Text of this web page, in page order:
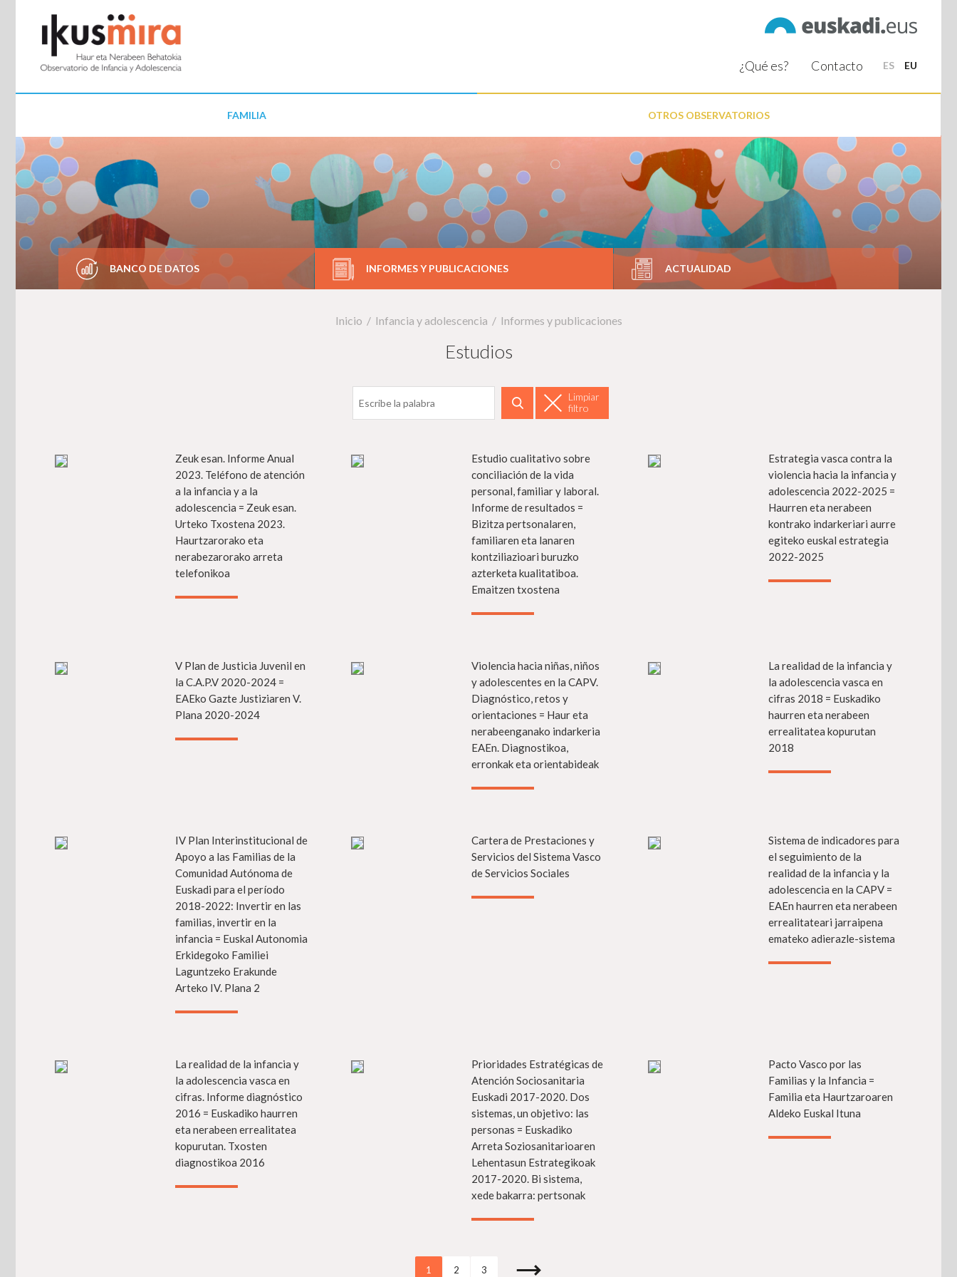
ES EU
FAMILIA OTROS OBSERVATORIOS
¿Qué es? Contacto
BANCO DE DATOS INFORMES Y PUBLICACIONES ACTUALIDAD
Inicio Infancia y adolescencia Informes y publicaciones
Estudios
Filtrar por fecha
Limpiar
filtro
Zeuk esan. Informe Anual
2023. Teléfono de atención
a la infancia y a la
adolescencia = Zeuk esan.
Urteko Txostena 2023.
Haurtzarorako eta
nerabezarorako arreta
telefonikoa
Estudio cualitativo sobre
conciliación de la vida
personal, familiar y laboral.
Informe de resultados =
Bizitza pertsonalaren,
familiaren eta lanaren
kontziliazioari buruzko
azterketa kualitatiboa.
Emaitzen txostena
Estrategia vasca contra la
violencia hacia la infancia y
adolescencia 2022-2025 =
Haurren eta nerabeen
kontrako indarkeriari aurre
egiteko euskal estrategia
2022-2025
V Plan de Justicia Juvenil en
la C.A.P.V 2020-2024 =
EAEko Gazte Justiziaren V.
Plana 2020-2024
Violencia hacia niñas, niños
y adolescentes en la CAPV.
Diagnóstico, retos y
orientaciones = Haur eta
nerabeenganako indarkeria
EAEn. Diagnostikoa,
erronkak eta orientabideak
La realidad de la infancia y
la adolescencia vasca en
cifras 2018 = Euskadiko
haurren eta nerabeen
errealitatea kopurutan
2018
IV Plan Interinstitucional de
Apoyo a las Familias de la
Comunidad Autónoma de
Euskadi para el período
2018-2022: Invertir en las
familias, invertir en la
infancia = Euskal Autonomia
Erkidegoko Familiei
Laguntzeko Erakunde
Arteko IV. Plana 2
Cartera de Prestaciones y
Servicios del Sistema Vasco
de Servicios Sociales
Sistema de indicadores para
el seguimiento de la
realidad de la infancia y la
adolescencia en la CAPV =
EAEn haurren eta nerabeen
errealitateari jarraipena
emateko adierazle-sistema
La realidad de la infancia y
la adolescencia vasca en
cifras. Informe diagnóstico
2016 = Euskadiko haurren
eta nerabeen errealitatea
kopurutan. Txosten
diagnostikoa 2016
Prioridades Estratégicas de
Atención Sociosanitaria
Euskadi 2017-2020. Dos
sistemas, un objetivo: las
personas = Euskadiko
Arreta Soziosanitarioaren
Lehentasun Estrategikoak
2017-2020. Bi sistema,
xede bakarra: pertsonak
Pacto Vasco por las
Familias y la Infancia =
Familia eta Haurtzaroaren
Aldeko Euskal Ituna
1 2 3